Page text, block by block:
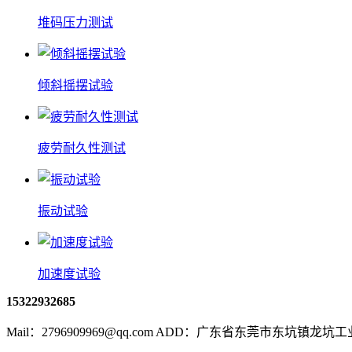
堆码压力测试
倾斜摇摆试验
疲劳耐久性测试
振动试验
加速度试验
15322932685
Mail：2796909969@qq.com ADD：广东省东莞市东坑镇龙坑工